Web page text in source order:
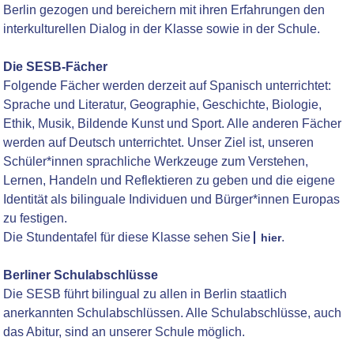
Berlin gezogen und bereichern mit ihren Erfahrungen den
interkulturellen Dialog in der Klasse sowie in der Schule.
Die SESB-Fächer
Folgende Fächer werden derzeit auf Spanisch unterrichtet:
Sprache und Literatur, Geographie, Geschichte, Biologie,
Ethik, Musik, Bildende Kunst und Sport. Alle anderen Fächer
werden auf Deutsch unterrichtet. Unser Ziel ist, unseren
Schüler*innen sprachliche Werkzeuge zum Verstehen,
Lernen, Handeln und Reflektieren zu geben und die eigene
Identität als bilinguale Individuen und Bürger*innen Europas
zu festigen.
Die Stundentafel für diese Klasse sehen Sie
hier.
Berliner Schulabschlüsse
Die SESB führt bilingual zu allen in Berlin staatlich
anerkannten Schulabschlüssen. Alle Schulabschlüsse, auch
das Abitur, sind an unserer Schule möglich.